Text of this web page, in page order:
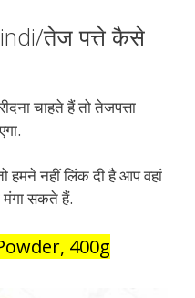
तेज पत्ते कैसे
चाहते हैं तो तेजपत्ता
हमने नहीं लिंक दी है आप वहां
सकते हैं.
400g